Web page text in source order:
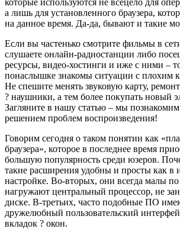
а лишь для установленного браузера,
на данное время. Да-да, бывают и такие
Если вы частенько смотрите фильмы в
слушаете онлайн-радиостанции либо
ресурсы, видео-хостинги и иже с ними –
понаслышке знакомы ситуации с плохим
Не спешите менять звуковую карту,
? наушники, а тем более покупать новый
Загляните в нашу статью – мы
решением проблем воспроизведения!
Говорим сегодня о таком понятии как
браузера», которое в последнее время
большую популярность среди юзеров.
такие расширения удобны и просты как в
настройке. Во-вторых, они всегда малы по
нагружают центральный процессор, не
диске. В-третьих, часто подобные ПО
дружелюбный пользовательский
вкладок ? окон.